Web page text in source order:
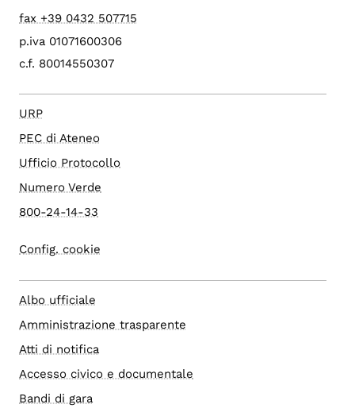
fax +39 0432 507715
p.iva 01071600306
c.f. 80014550307
URP
PEC di Ateneo
Ufficio Protocollo
Numero Verde
800-24-14-33
Config. cookie
Albo ufficiale
Amministrazione trasparente
Atti di notifica
Accesso civico e documentale
Bandi di gara